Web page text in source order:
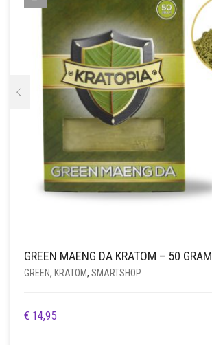
GREEN MAENG DA KRATOM – 50 GRAM
GREEN, KRATOM, SMARTSHOP
€ 14,95